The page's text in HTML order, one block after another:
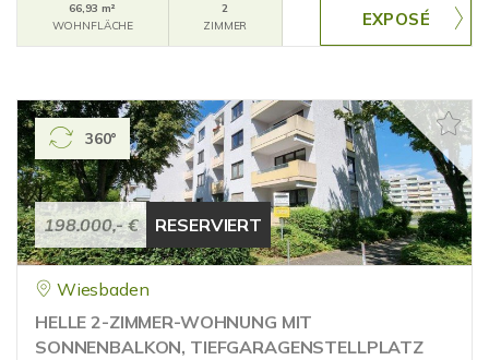
66,93 m²
WOHNFLÄCHE
2
ZIMMER
198.000,- € RESERVIERT
360°
Wiesbaden
HELLE 2-ZIMMER-WOHNUNG MIT
SONNENBALKON, TIEFGARAGENSTELLPLATZ